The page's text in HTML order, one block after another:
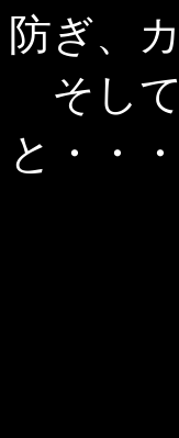
防ぎ、
そして
と・・・